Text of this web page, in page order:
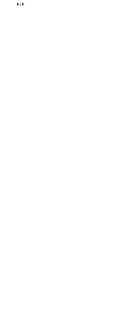
libertar